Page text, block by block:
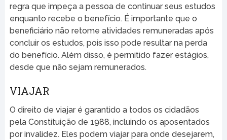
regra que impeça a pessoa de continuar seus estudos
enquanto recebe o benefício. É importante que o
beneficiário não retome atividades remuneradas após
concluir os estudos, pois isso pode resultar na perda
do benefício. Além disso, é permitido fazer estágios,
desde que não sejam remunerados.
VIAJAR
O direito de viajar é garantido a todos os cidadãos
pela Constituição de 1988, incluindo os aposentados
por invalidez. Eles podem viajar para onde desejarem,